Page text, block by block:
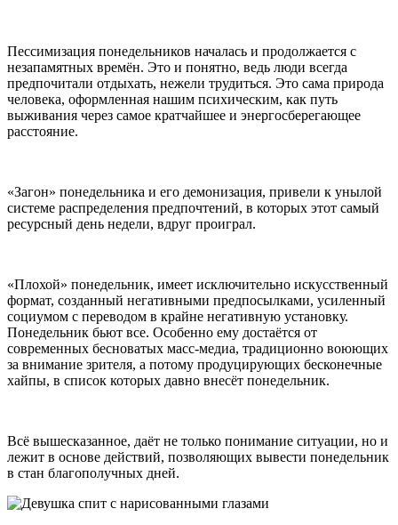
Пессимизация понедельников началась и продолжается с
незапамятных времён. Это и понятно, ведь люди всегда
предпочитали отдыхать, нежели трудиться. Это сама природа
человека, оформленная нашим психическим, как путь
выживания через самое кратчайшее и энергосберегающее
расстояние.
«Загон» понедельника и его демонизация, привели к унылой
системе распределения предпочтений, в которых этот самый
ресурсный день недели, вдруг проиграл.
«Плохой» понедельник, имеет исключительно искусственный
формат, созданный негативными предпосылками, усиленный
социумом с переводом в крайне негативную установку.
Понедельник бьют все. Особенно ему достаётся от
современных бесноватых масс-медиа, традиционно воюющих
за внимание зрителя, а потому продуцирующих бесконечные
хайпы, в список которых давно внесёт понедельник.
Всё вышесказанное, даёт не только понимание ситуации, но и
лежит в основе действий, позволяющих вывести понедельник
в стан благополучных дней.